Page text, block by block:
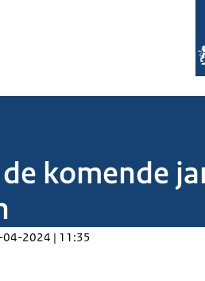
komende
04-2024 | 11:35